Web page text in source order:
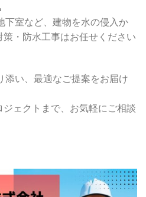
下室など、建物を水の侵入か
・防水工事はお任せください
添い、最適なご提案をお届け
ェクトまで、お気軽にご相談